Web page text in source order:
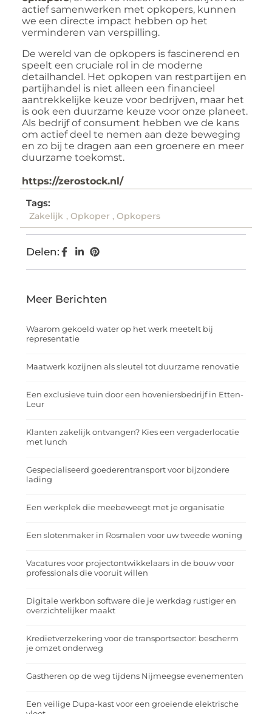
actief samenwerken met opkopers, kunnen
we een directe impact hebben op het
verminderen van verspilling.
De wereld van de opkopers is fascinerend en
speelt een cruciale rol in de moderne
detailhandel. Het opkopen van restpartijen en
partijhandel is niet alleen een financieel
aantrekkelijke keuze voor bedrijven, maar het
is ook een duurzame keuze voor onze planeet.
Als bedrijf of consument hebben we de kans
om actief deel te nemen aan deze beweging
en zo bij te dragen aan een groenere en meer
duurzame toekomst.
https://zerostock.nl/
Tags:
Zakelijk , Opkoper , Opkopers
Delen:
Meer Berichten
Waarom gekoeld water op het werk meetelt bij
representatie
Maatwerk kozijnen als sleutel tot duurzame renovatie
Een exclusieve tuin door een hoveniersbedrijf in Etten-
Leur
Klanten zakelijk ontvangen? Kies een vergaderlocatie
met lunch
Gespecialiseerd goederentransport voor bijzondere
lading
Een werkplek die meebeweegt met je organisatie
Een slotenmaker in Rosmalen voor uw tweede woning
Vacatures voor projectontwikkelaars in de bouw voor
professionals die vooruit willen
Digitale werkbon software die je werkdag rustiger en
overzichtelijker maakt
Kredietverzekering voor de transportsector: bescherm
je omzet onderweg
Gastheren op de weg tijdens Nijmeegse evenementen
Een veilige Dupa-kast voor een groeiende elektrische